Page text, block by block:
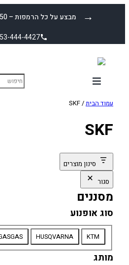
מבצע על כל הרמפות – ₪450 עד הבית! →
053-444-4427
עמוד הבית/ SKF
SKF
סינון מוצרים
סגור
מסננים
סוג אופנוע
אופנוע
KTM
HUSQVARNA
GASGAS
מותג